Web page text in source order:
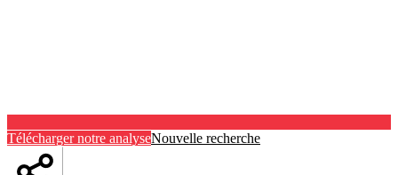
Télécharger notre analyseNouvelle recherche